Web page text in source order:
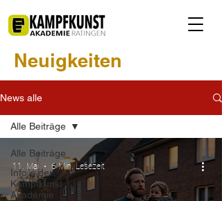
Neuigkeiten
News alle
Alle Beiträge
Info´s der
Kampfkunst
Akademie
Alle Beiträge
11. Mai 6 Min. Lesezeit